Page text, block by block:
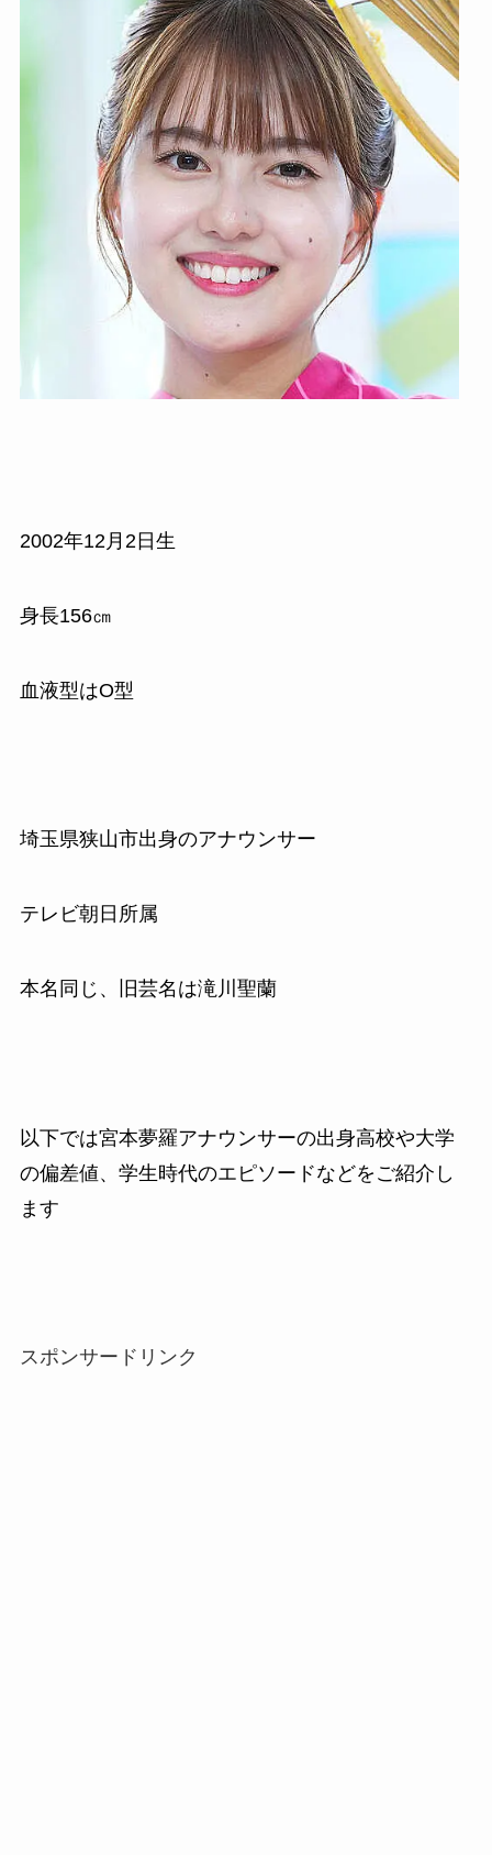
2002年12月2日生
身長156㎝
血液型はO型
埼玉県狭山市出身のアナウンサー
テレビ朝日所属
本名同じ、旧芸名は滝川聖蘭
以下では宮本夢羅アナウンサーの出身高校や大学
の偏差値、学生時代のエピソードなどをご紹介し
ます
スポンサードリンク